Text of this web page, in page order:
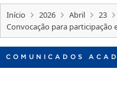
EDITAIS
INTERNACIONAL
OUVIDORIA
Início 2026 Abril
23
Convocação para participação
COMUNICADOS